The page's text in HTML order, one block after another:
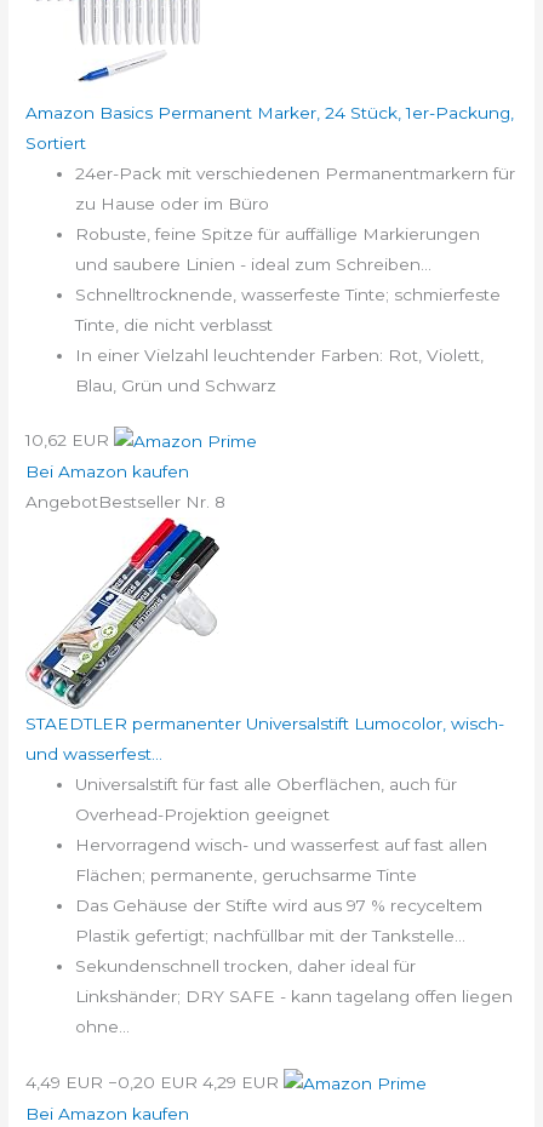
Amazon Basics Permanent Marker, 24 Stück, 1er-Packung,
Sortiert
24er-Pack mit verschiedenen Permanentmarkern für
zu Hause oder im Büro
Robuste, feine Spitze für auffällige Markierungen
und saubere Linien - ideal zum Schreiben...
Schnelltrocknende, wasserfeste Tinte; schmierfeste
Tinte, die nicht verblasst
In einer Vielzahl leuchtender Farben: Rot, Violett,
Blau, Grün und Schwarz
10,62 EUR
Bei Amazon kaufen
AngebotBestseller Nr. 8
STAEDTLER permanenter Universalstift Lumocolor, wisch-
und wasserfest...
Universalstift für fast alle Oberflächen, auch für
Overhead-Projektion geeignet
Hervorragend wisch- und wasserfest auf fast allen
Flächen; permanente, geruchsarme Tinte
Das Gehäuse der Stifte wird aus 97 % recyceltem
Plastik gefertigt; nachfüllbar mit der Tankstelle...
Sekundenschnell trocken, daher ideal für
Linkshänder; DRY SAFE - kann tagelang offen liegen
ohne...
4,49 EUR −0,20 EUR 4,29 EUR
Bei Amazon kaufen